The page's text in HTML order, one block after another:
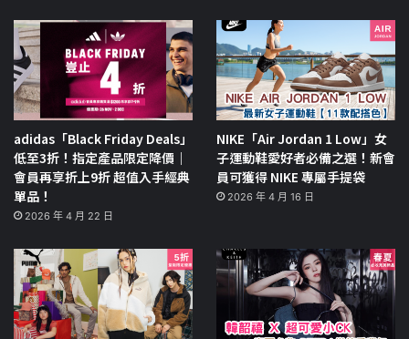
adidas「Black Friday Deals」
低至3折！指定產品限定降價｜
會員再享折上9折 超值入手經典
單品！
2026 年 4 月 22 日
NIKE「Air Jordan 1 Low」女
子運動鞋愛好者必備之選！新會
員可獲得 NIKE 專屬手提袋
2026 年 4 月 16 日